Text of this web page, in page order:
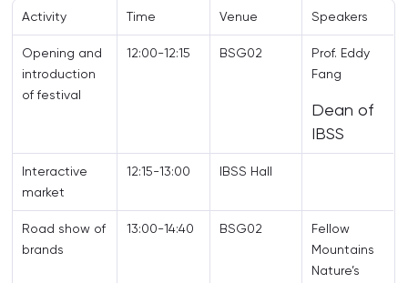
Activity Time Venue Speakers
Opening and
introduction
of festival
12:00-12:15 BSG02
Prof. Eddy
Fang
Dean of
IBSS
Interactive
market
12:15-13:00 IBSS Hall
Road show of
brands
13:00-14:40 BSG02
Fellow
Mountains
Nature’s